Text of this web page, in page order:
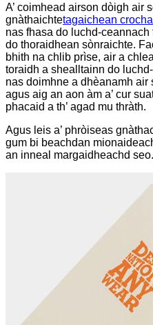
A’ coimhead airson dòigh air
gnàthaichtetagaichean
nas fhasa do luchd-ceannach
do thoraidhean sònraichte.
bhith na chlib prìse, air a
toraidh a shealltainn do
nas doimhne a dhèanamh
agus aig an aon àm a’ cur
phacaid a th’ agad mu thràth.
Agus leis a’ phròiseas
gum bi beachdan
an inneal margaidheachd seo.